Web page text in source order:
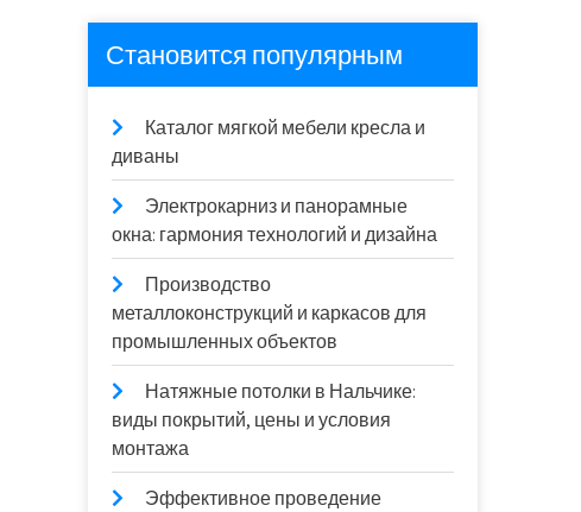
Становится популярным
Каталог мягкой мебели кресла и
диваны
Электрокарниз и панорамные
окна: гармония технологий и дизайна
Производство
металлоконструкций и каркасов для
промышленных объектов
Натяжные потолки в Нальчике:
виды покрытий, цены и условия
монтажа
Эффективное проведение